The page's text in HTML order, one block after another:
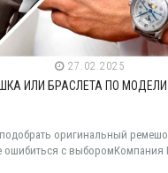
ПОДБОР РЕМЕШКА ИЛИ
Как правильно подобрать
ошибиться с